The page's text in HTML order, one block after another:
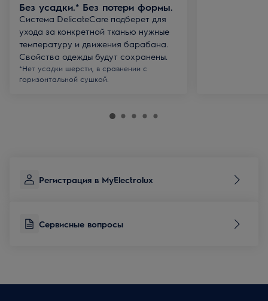
Без усадки.* Без потери формы.
Система DelicateCare подберет для
ухода за конкретной тканью нужные
температуру и движения барабана.
Свойства одежды будут сохранены.
*Нет усадки шерсти, в сравнении с
горизонтальной сушкой.
Регистрация в MyElectrolux
Сервисные вопросы